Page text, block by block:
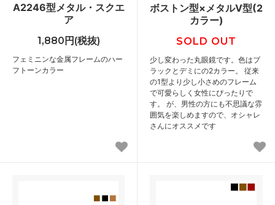
A2246型メタル・スクエ
ア
1,880円(税抜)
フェミニンな金属フレームのハー
フトーンカラー
ボストン型×メタルⅤ型(2
カラー)
SOLD OUT
少し変わった丸眼鏡です。色はブ
ラックとデミにの2カラー。 従来
の1型より少し小さめのフレーム
で可愛らしく女性にぴったりで
す。 が、男性の方にも不思議な雰
囲気を楽しめますので、オシャレ
さんにオススメです